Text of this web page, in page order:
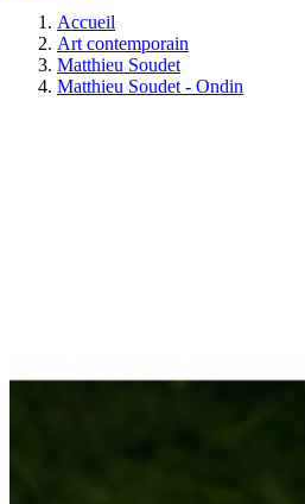
Accueil
Art contemporain
Matthieu Soudet
Matthieu Soudet - Ondin